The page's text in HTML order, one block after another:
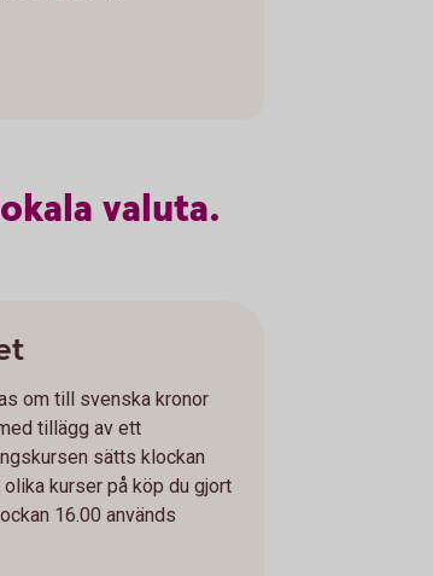
valuta.
om till svenska kronor
tillägg av ett
sätts klockan
kurser på köp du gjort
16.00 används